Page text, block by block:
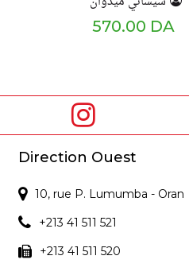
570.00 DA
Direction Ouest
10, rue P. Lumumba - Oran
+213 41 511 521
+213 41 511 520